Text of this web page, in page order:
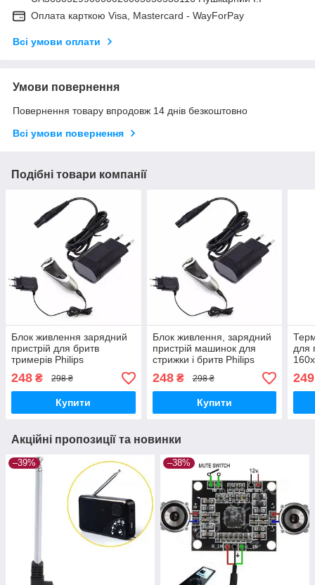
Оплата карткою Visa, Mastercard - WayForPay
Всі умови оплати
Умови повернення
Повернення товару впродовж 14 днів безкоштовно
Всі умови повернення
Подібні товари компанії
Блок живлення зарядний
пристрій для бритв
тримерів Philips
248 ₴ 298 ₴
Купити
Блок живлення, зарядний
пристрій машинок для
стрижки і бритв Philips
248₴ 298 ₴
Купити
для
249
Акційні пропозиції та новинки
–39% –38%